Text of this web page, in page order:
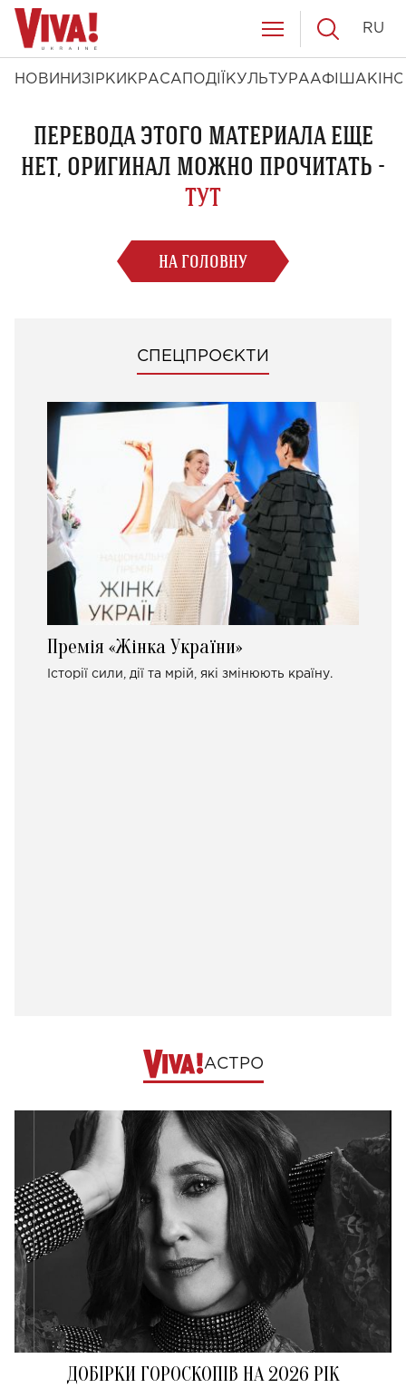
НОВИНИ ЗІРКИ КРАСА ПОДІЇ КУЛЬТУРААФІША КІНО
RU
ПЕРЕВОДА ЭТОГО МАТЕРИАЛА ЕЩЕ
НЕТ, ОРИГИНАЛ МОЖНО ПРОЧИТАТЬ -
ТУТ
НА ГОЛОВНУ
СПЕЦПРОЄКТИ
Премія «Жінка України»
Історії сили, дії та мрій, які змінюють країну.
АСТРО
ДОБІРКИ ГОРОСКОПІВ НА 2026 РІК